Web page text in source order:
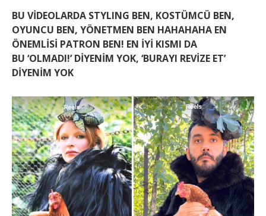
BU VİDEOLARDA STYLING BEN, KOSTÜMCÜ BEN,
OYUNCU BEN, YÖNETMEN BEN HAHAHAHA EN
ÖNEMLİSİ PATRON BEN! EN İYİ KISMI DA
BU ‘OLMADI!’ DİYENİM YOK, ‘BURAYI REVİZE ET’
DİYENİM YOK